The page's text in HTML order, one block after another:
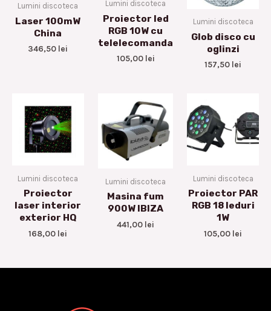
Lumini discoteca
Laser 100mW
China
346,50 lei
Lumini discoteca
Proiector led
RGB 10W cu
telelecomanda
105,00 lei
Lumini discoteca
Glob disco cu
oglinzi
157,50 lei
Lumini discoteca
Proiector
laser interior
exterior HQ
168,00 lei
Lumini discoteca
Masina fum
900W IBIZA
441,00 lei
Lumini discoteca
Proiector PAR
RGB 18 leduri
1W
105,00 lei